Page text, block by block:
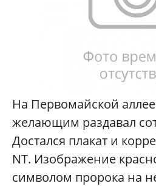
На Первомайской
желающим раздавал
Достался плакат и
NT. Изображение
символом пророка на